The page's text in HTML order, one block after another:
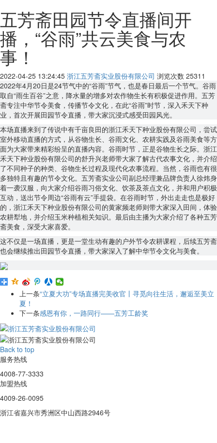
五芳斋田园节令直播间开
播，“谷雨”共云美食与农
事！
2022-04-25 13:24:45 浙江五芳斋实业股份有限公司 浏览次数 25311
2022年4月20日是24节气中的“谷雨”节气，也是春日最后一个节气。谷雨
取自“雨生百谷”之意，降水量的增多对农作物生长有积极促进作用。五芳
斋专注中华节令美食，传播节令文化，在此“谷雨”时节，深入禾天下种
业，首次开展田园节令直播，带大家沉浸式感受田园风光。
本场直播来到了传说中有千亩良田的浙江禾天下种业股份有限公司，尝试
室外移动直播的方式，从谷物生长、谷雨文化、农耕实践及谷雨美食等方
面为大家带来精彩纷呈的直播内容。谷雨时节，正是谷物生长之际。浙江
禾天下种业股份有限公司的舒升兴老师带大家了解古代农事文化，并介绍
了不同种子的种类、谷物生长过程及现代化农事流程。当然，谷雨也有很
多独特且有趣的节令文化。五芳斋实业公司副总经理兼品牌负责人徐炜身
着一袭汉服，向大家介绍谷雨习俗文化、饮茶及茶点文化，并和用户积极
互动，送出节令周边“谷雨有云”手提袋。在谷雨时节，外出走走也是极好
的，浙江禾天下种业股份有限公司的黄家频老师则带大家深入田间，体验
农耕犁地，并介绍玉米种植相关知识。最后由主播为大家介绍了各种五芳
斋美食，深受大家喜爱。
这不仅是一场直播，更是一堂生动有趣的户外节令农耕课程，后续五芳斋
也会继续推出田园节令直播，带大家深入了解中华节令文化与美食。
上一条“立夏大功”专场直播完美收官丨寻觅向往生活，邂逅至美立
夏！
下一条感恩有你，一路同行——五芳工龄奖
Back to top
服务热线
4008-77-3333
加盟热线
4009-26-0095
浙江省嘉兴市秀洲区中山西路2946号